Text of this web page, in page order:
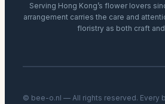
Serving Hong Kong’s flower lovers
arrangement carries the care and
floristry as both craft
© bee-o.nl — All rights reserved. Every